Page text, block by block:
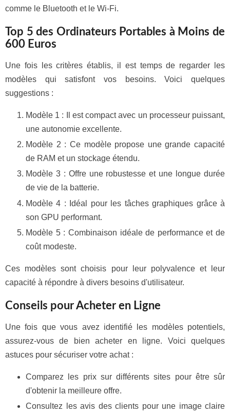
comme le Bluetooth et le Wi-Fi.
Top 5 des Ordinateurs Portables à Moins de
600 Euros
Une fois les critères établis, il est temps de regarder les
modèles qui satisfont vos besoins. Voici quelques
suggestions :
Modèle 1 : Il est compact avec un processeur puissant,
une autonomie excellente.
Modèle 2 : Ce modèle propose une grande capacité
de RAM et un stockage étendu.
Modèle 3 : Offre une robustesse et une longue durée
de vie de la batterie.
Modèle 4 : Idéal pour les tâches graphiques grâce à
son GPU performant.
Modèle 5 : Combinaison idéale de performance et de
coût modeste.
Ces modèles sont choisis pour leur polyvalence et leur
capacité à répondre à divers besoins d'utilisateur.
Conseils pour Acheter en Ligne
Une fois que vous avez identifié les modèles potentiels,
assurez-vous de bien acheter en ligne. Voici quelques
astuces pour sécuriser votre achat :
Comparez les prix sur différents sites pour être sûr
d'obtenir la meilleure offre.
Consultez les avis des clients pour une image claire